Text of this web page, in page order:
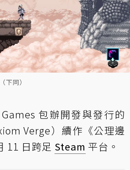
同）
包辦開發與發行的
Verge）續作《公理邊
11 日跨足 Steam 平台。